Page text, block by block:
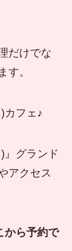
だけでな
す。
カフェ♪
』グランド
アクセス
から予約で